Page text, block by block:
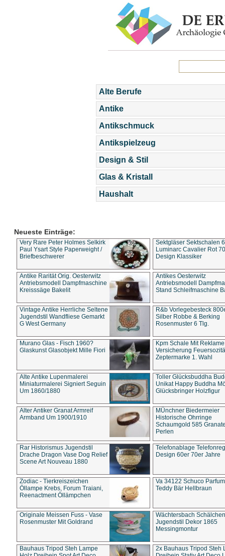
Alte Berufe
Antike
Antikschmuck
Antikspielzeug
Design & Stil
Glas & Kristall
Haushalt
Neueste Einträge:
Very Rare Peter Holmes Selkirk
Paul Ysart Style Paperweight /
Briefbeschwerer
Sektgläser Sektschalen
Luminarc Cavalier Rot
Design Klassiker
Antike Rarität Orig. Oesterwitz
Antriebsmodell Dampfmaschine
Kreisssäge Bakelit
Antikes Oesterwitz
Antriebsmodell
Stand Schleifmaschine
Vintage Antike Herrliche Seltene
Jugendstil Wandfliese Gemarkt
G West Germany
R&b Vorlegebesteck
Silber Robbe & Berking
Rosenmuster 6 Tlg.
Murano Glas - Fisch 1960?
Glaskunst Glasobjekt Mille Fiori
Kpm Schale Mit Reklame
Versicherung
Zeptermarke 1. Wahl
Alte Antike Lupenmalerei
Miniaturmalerei Signiert Seguin
Um 1860/1880
Toller Glücksbuddha
Unikat Happy Buddha
Glücksbringer Holzfigur
Alter Antiker Granat Armreif
Armband Um 1900/1910
MÜnchner Biedermeier
Historische Ohrringe
Schaumgold 585
Perlen
Rar Historismus Jugendstil
Drache Dragon Vase Dog Relief
Scene Art Nouveau 1880
Telefonablage
Design 60er 70er Jahre
Zodiac - Tierkreiszeichen
Öllampe Krebs, Forum Traiani,
Reenactment Öllämpchen
Va 34122 Schuco
Teddy Bär Hellbraun
Originale Meissen Fuss - Vase
Rosenmuster Mit Goldrand
Wächtersbach Schälchen
Jugendstil Dekor 1865
Messingmontur
Bauhaus Tripod Steh Lampe
2x Bauhaus Tripod Steh